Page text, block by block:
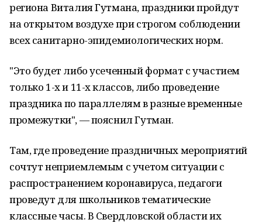
региона Виталия Гутмана, праздники пройдут
на открытом воздухе при строгом соблюдении
всех санитарно-эпидемиологических норм.
"Это будет либо усеченный формат с участием
только 1-х и 11-х классов, либо проведение
праздника по параллелям в разные временные
промежутки", — пояснил Гутман.
Там, где проведение праздничных мероприятий
сочтут неприемлемым с учетом ситуации с
распространением коронавируса, педагоги
проведут для школьников тематические
классные часы. В Свердловской области их